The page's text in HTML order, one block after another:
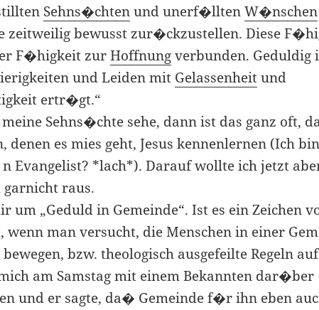
Sehns�chtenund unerf�lltenW�nschen
zeitweilig bewusst zur�ckzustellen. Diese
F�higkeit zurHoffnungverbunden. Geduldig
und Leiden mit Gelassenheitund
ertr�gt.“
Sehns�chte sehe, dann ist das ganz oft,
denen es mies geht, Jesus kennenlernen (Ich
Evangelist? *lach*). Darauf wollte ich jetzt
garnicht raus.
um „Geduld in Gemeinde“. Ist es ein Zeichen
wenn man versucht, die Menschen in einer
bewegen, bzw. theologisch ausgefeilte Regeln
am Samstag mit einem Bekannten dar�ber
und er sagte, da� Gemeinde f�r ihn eben